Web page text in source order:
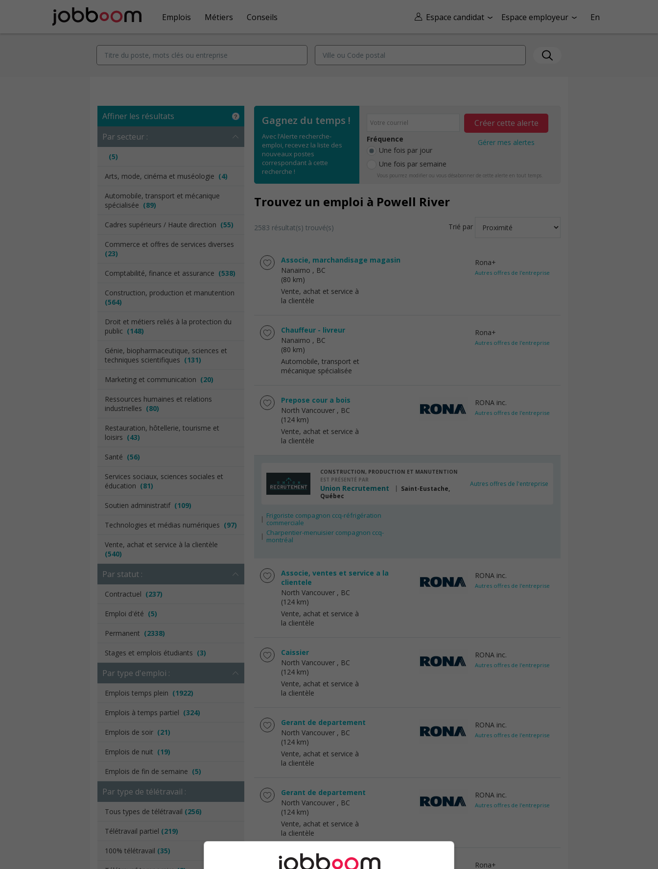
Espace candidat Espace employeur En
Emplois Métiers Conseils
Affiner les résultats
Par secteur :
(5)
Arts, mode, cinéma et muséologie (4)
Automobile, transport et mécanique
spécialisée (89)
Cadres supérieurs / Haute direction (55)
Commerce et offres de services diverses
(23)
Comptabilité, finance et assurance (538)
Construction, production et manutention
(564)
Droit et métiers reliés à la protection du
public (148)
Génie, biopharmaceutique, sciences et
techniques scientifiques (131)
Marketing et communication (20)
Ressources humaines et relations
industrielles (80)
Restauration, hôtellerie, tourisme et
loisirs (43)
Santé (56)
Services sociaux, sciences sociales et
éducation (81)
Soutien administratif (109)
Technologies et médias numériques (97)
Vente, achat et service à la clientèle
(540)
Par statut :
Contractuel (237)
Emploi d'été (5)
Permanent (2338)
Stages et emplois étudiants (3)
Par type d'emploi :
Emplois temps plein (1922)
Emplois à temps partiel (324)
Emplois de soir (21)
Emplois de nuit (19)
Emplois de fin de semaine (5)
Par type de télétravail :
Tous types de télétravail (256)
Télétravail partiel (219)
100% télétravail (35)
Gagnez du temps !
Avec l’Alerte recherche-
emploi, recevez la liste des
nouveaux postes
correspondant à cette
recherche !
Fréquence
Une fois par jour
Une fois par semaine
Créer cette alerte
Gérer mes alertes
Vous pourrez modifier ou vous désabonner de cette alerte en tout temps.
Trouvez un emploi à Powell River
2583 résultat(s) trouvé(s) Trié par
Associe, marchandisage magasin
Nanaimo , BC
(80 km)
Vente, achat et service à
la clientèle
Rona+
Autres offres de l'entreprise
Chauffeur - livreur
Nanaimo , BC
(80 km)
Automobile, transport et
mécanique spécialisée
Rona+
Autres offres de l'entreprise
Prepose cour a bois
North Vancouver , BC
(124 km)
Vente, achat et service à
la clientèle
RONA inc.
Autres offres de l'entreprise
CONSTRUCTION, PRODUCTION ET MANUTENTION
EST PRÉSENTÉ PAR
Union Recrutement
Saint-Eustache,
Québec
Autres offres de l'entreprise
Frigoriste compagnon ccq-réfrigération
commerciale
Charpentier-menuisier compagnon ccq-
montréal
Associe, ventes et service a la
clientele
North Vancouver , BC
(124 km)
Vente, achat et service à
la clientèle
RONA inc.
Autres offres de l'entreprise
Caissier
North Vancouver , BC
(124 km)
Vente, achat et service à
la clientèle
RONA inc.
Autres offres de l'entreprise
Gerant de departement
North Vancouver , BC
(124 km)
Vente, achat et service à
la clientèle
RONA inc.
Autres offres de l'entreprise
Gerant de departement
North Vancouver , BC
(124 km)
Vente, achat et service à
la clientèle
RONA inc.
Autres offres de l'entreprise
Conseiller spécialisé
Rona+